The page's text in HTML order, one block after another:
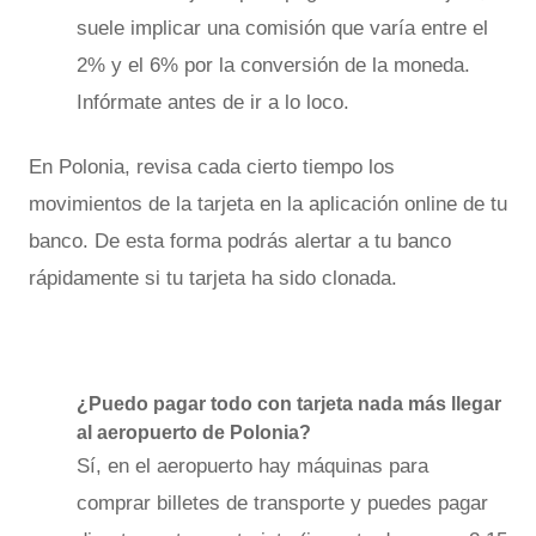
suele implicar una comisión que varía entre el
2% y el 6% por la conversión de la moneda.
Infórmate antes de ir a lo loco.
En Polonia, revisa cada cierto tiempo los
movimientos de la tarjeta en la aplicación online de tu
banco. De esta forma podrás alertar a tu banco
rápidamente si tu tarjeta ha sido clonada.
¿Puedo pagar todo con tarjeta nada más llegar
al aeropuerto de Polonia?
Sí, en el aeropuerto hay máquinas para
comprar billetes de transporte y puedes pagar